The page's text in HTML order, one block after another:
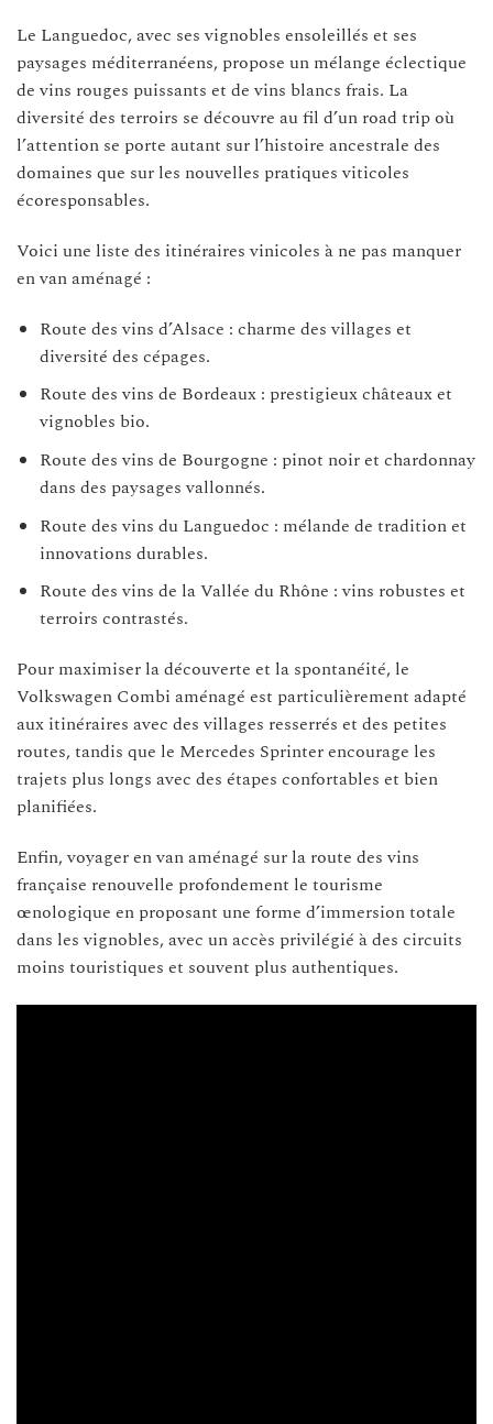
Le Languedoc, avec ses vignobles ensoleillés et ses
paysages méditerranéens, propose un mélange éclectique
de vins rouges puissants et de vins blancs frais. La
diversité des terroirs se découvre au fil d’un road trip où
l’attention se porte autant sur l’histoire ancestrale des
domaines que sur les nouvelles pratiques viticoles
écoresponsables.
Voici une liste des itinéraires vinicoles à ne pas manquer
en van aménagé :
Route des vins d’Alsace : charme des villages et
diversité des cépages.
Route des vins de Bordeaux : prestigieux châteaux et
vignobles bio.
Route des vins de Bourgogne : pinot noir et chardonnay
dans des paysages vallonnés.
Route des vins du Languedoc : mélande de tradition et
innovations durables.
Route des vins de la Vallée du Rhône : vins robustes et
terroirs contrastés.
Pour maximiser la découverte et la spontanéité, le
Volkswagen Combi aménagé est particulièrement adapté
aux itinéraires avec des villages resserrés et des petites
routes, tandis que le Mercedes Sprinter encourage les
trajets plus longs avec des étapes confortables et bien
planifiées.
Enfin, voyager en van aménagé sur la route des vins
française renouvelle profondement le tourisme
œnologique en proposant une forme d’immersion totale
dans les vignobles, avec un accès privilégié à des circuits
moins touristiques et souvent plus authentiques.